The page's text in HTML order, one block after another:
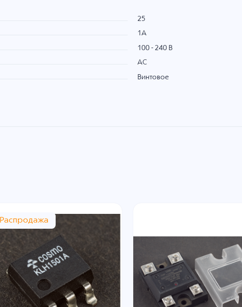
25
1A
100 - 240 В
AC
Винтовое
Распродажа